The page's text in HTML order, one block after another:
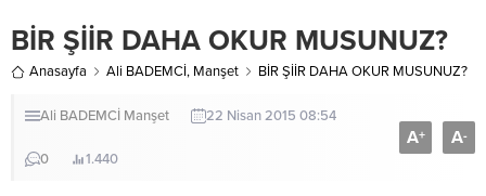
BİR ŞİİR DAHA OKUR MUSUNUZ?
Anasayfa Ali BADEMCİ, Manşet BİR ŞİİR DAHA OKUR MUSUNUZ?
Ali BADEMCİ Manşet 22 Nisan 2015 08:54
0 1.440
A+ A-